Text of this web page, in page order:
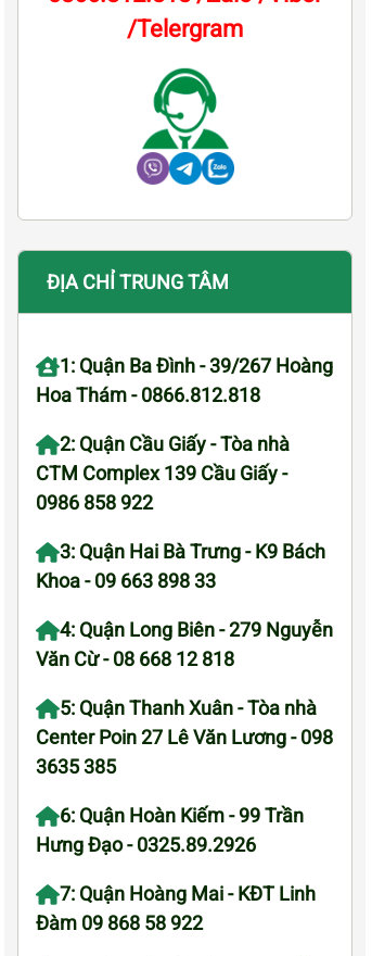
/Telergram
ĐỊA CHỈ TRUNG TÂM
1: Quận Ba Đình - 39/267 Hoàng
Hoa Thám - 0866.812.818
2: Quận Cầu Giấy - Tòa nhà
CTM Complex 139 Cầu Giấy -
0986 858 922
3: Quận Hai Bà Trưng - K9 Bách
Khoa - 09 663 898 33
4: Quận Long Biên - 279 Nguyễn
Văn Cừ - 08 668 12 818
5: Quận Thanh Xuân - Tòa nhà
Center Poin 27 Lê Văn Lương - 098
3635 385
6: Quận Hoàn Kiếm - 99 Trần
Hưng Đạo - 0325.89.2926
7: Quận Hoàng Mai - KĐT Linh
Đàm 09 868 58 922